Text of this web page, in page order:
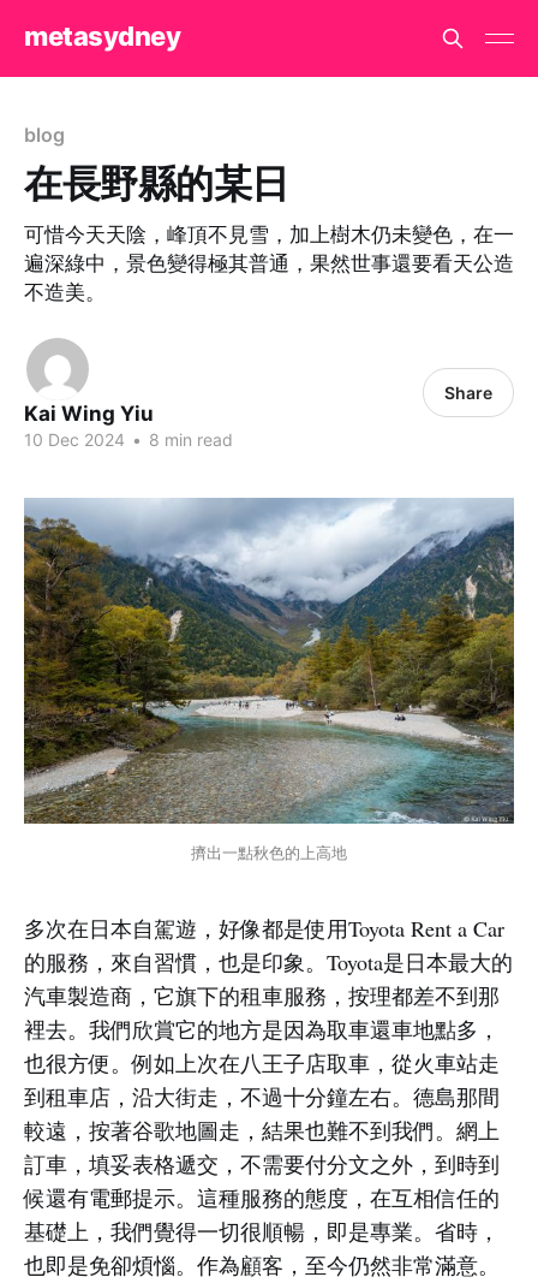
metasydney
blog
在長野縣的某日
可惜今天天陰，峰頂不見雪，加上樹木仍未變色，在一
遍深綠中，景色變得極其普通，果然世事還要看天公造
不造美。
Kai Wing Yiu
10 Dec 2024 • 8 min read
Share
擠出一點秋色的上高地
多次在日本自駕遊，好像都是使用Toyota Rent a Car
的服務，來自習慣，也是印象。Toyota是日本最大的
汽車製造商，它旗下的租車服務，按理都差不到那
裡去。我們欣賞它的地方是因為取車還車地點多，
也很方便。例如上次在八王子店取車，從火車站走
到租車店，沿大街走，不過十分鐘左右。德島那間
較遠，按著谷歌地圖走，結果也難不到我們。網上
訂車，填妥表格遞交，不需要付分文之外，到時到
候還有電郵提示。這種服務的態度，在互相信任的
基礎上，我們覺得一切很順暢，即是專業。省時，
也即是免卻煩惱。作為顧客，至今仍然非常滿意。